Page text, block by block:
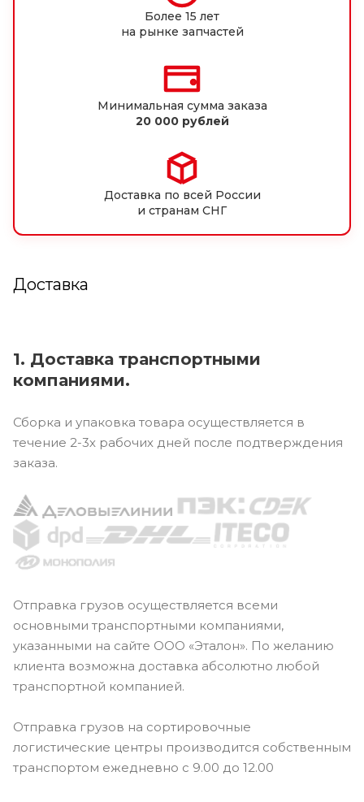
Более 15 лет
на рынке запчастей
Минимальная сумма заказа
20 000 рублей
Доставка по всей России
и странам СНГ
Доставка
1. Доставка транспортными
компаниями.
Сборка и упаковка товара осуществляется в
течение 2-3х рабочих дней после подтверждения
заказа.
Отправка грузов осуществляется всеми
основными транспортными компаниями,
указанными на сайте ООО «Эталон». По желанию
клиента возможна доставка абсолютно любой
транспортной компанией.
Отправка грузов на сортировочные
логистические центры производится собственным
транспортом ежедневно с 9.00 до 12.00